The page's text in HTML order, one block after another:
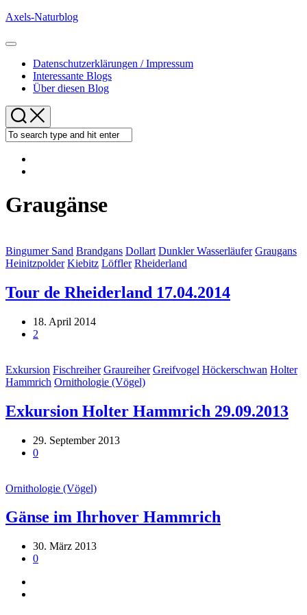
Skip
content
Axels-Naturblog
Expand
Datenschutzerklärungen / Impressum
Interessante Blogs
Über diesen Blog
Graugänse
Bingumer Sand Brandgans Dollart Dunkler Wasserläufer Graugans
Heinitzpolder Kiebitz Löffler Rheiderland
Tour de Rheiderland 17.04.2014
18. April 2014
2
Exkursion Fischreiher Graureiher Greifvogel Höckerschwan Holter
Hammrich Ornithologie (Vögel)
Exkursion Holter Hammrich 29.09.2013
29. September 2013
0
Ornithologie (Vögel)
Gänse im Ihrhover Hammrich
30. März 2013
0